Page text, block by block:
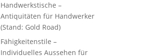
Handwerkstische –
Antiquitäten für Handwerker
(Stand: Gold Road)
Fähigkeitenstile –
Individuelles Aussehen für